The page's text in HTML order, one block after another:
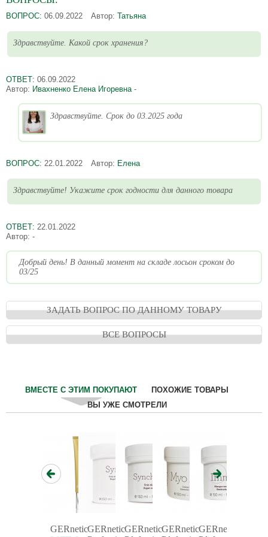
ВОПРОС: 06.09.2022 Автор: Татьяна
Здравствуйте. Какой срок хранения?
ОТВЕТ: 06.09.2022
Автор: Ивахненко Елена Игоревна-
Здравствуйте. Срок до 03.2025 года
ВОПРОС: 22.01.2022 Автор: Елена
Здравствуйте! Укажите срок годности для данного товара
ОТВЕТ: 22.01.2022
Автор: -
Добрый день! В данный момент на складе лосьон сроком до
03/25
ЗАДАТЬ ВОПРОС ПО ДАННОМУ ТОВАРУ
ВСЕ ВОПРОСЫ
ВМЕСТЕ С ЭТИМ ПОКУПАЮТ
ПОХОЖИЕ ТОВАРЫ
ВЫ УЖЕ СМОТРЕЛИ
GERneticGERneticGERneticGERneticGERnetic